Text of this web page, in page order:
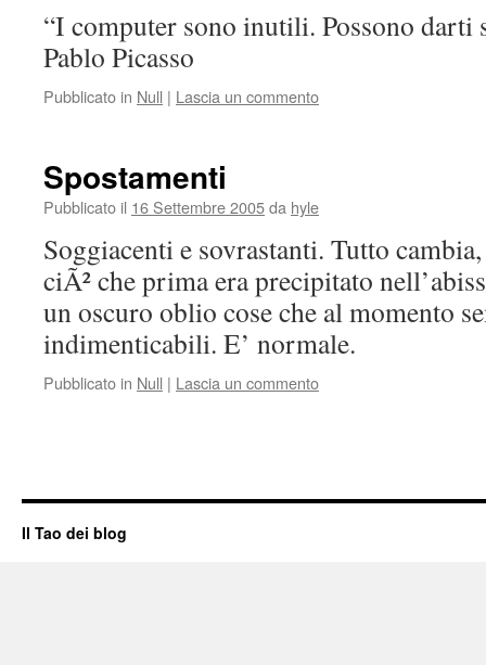
“I computer sono inutili. Possono
Pablo Picasso
Pubblicato in Null | Lascia un commento
Spostamenti
Pubblicato il 16 Settembre 2005da hyle
Soggiacenti e sovrastanti. Tutto
ciÃ² che prima era precipitato
un oscuro oblio cose che al momento
indimenticabili. E’ normale.
Pubblicato in Null | Lascia un commento
Il Tao dei blog